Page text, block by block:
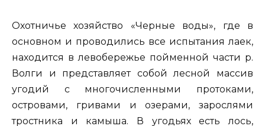
Охотничье хозяйство «Черные воды», где в
основном и проводились все испытания лаек,
находится в левобережье пойменной части р.
Волги и представляет собой лесной массив
угодий с многочисленными протоками,
островами, гривами и озерами, зарослями
тростника и камыша. В угодьях есть лось,